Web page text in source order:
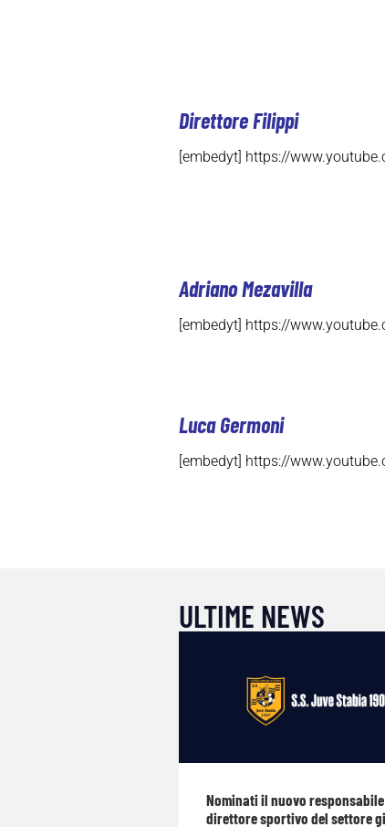
Direttore Filippi
[embedyt] https://
Adriano Mezavilla
[embedyt] https://
Luca Germoni
[embedyt] https://
ULTIME NEWS
Nominati il nuovo
direttore sportivo del settore